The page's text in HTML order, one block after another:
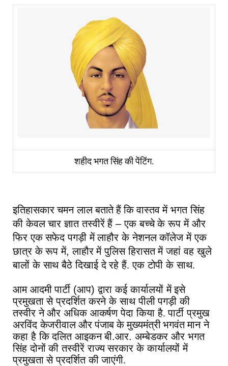
शहीद भगत सिंह की पेंटिंग.
इतिहासकार चमन लाल बताते हैं कि वास्तव में भगत सिंह
की केवल चार ज्ञात तस्वीरें हैं –एक बच्चे के रूप में और
फिर एक सफेद पगड़ी में लाहौर के नेशनल कॉलेज में एक
छात्र के रूप में,लाहौर में पुलिस हिरासत में जहां वह खुले
बालों के साथ बैठे दिखाई दे रहे हैं. एक टोपी के साथ.
आम आदमी पार्टी (आप)द्वारा कई कार्यालयों में इसे
प्रमुखता से प्रदर्शित करने के साथ पीली पगड़ी की
तस्वीर ने और अधिक आकर्षण पेदा किया है. पार्टी प्रमुख
अरविंद केजरीवाल और पंजाब के मुख्यमंत्री भगवंत मान ने
कहा है कि दलित आइकन बी.आर. अम्बेडकर और भगत
सिंह दोनों की तस्वीरें राज्य सरकार के कार्यालयों में
प्रमुखता से प्रदर्शित की जाएंगी.